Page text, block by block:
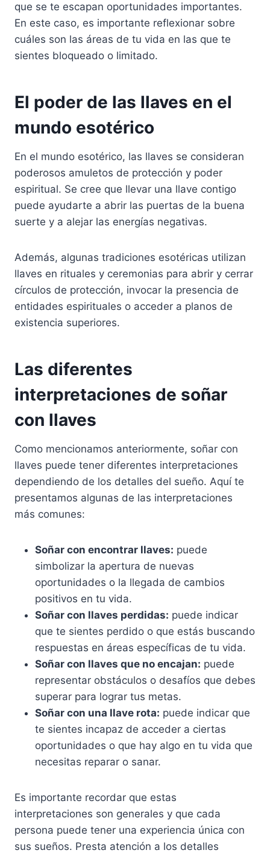
que se te escapan oportunidades importantes.
En este caso, es importante reflexionar sobre
cuáles son las áreas de tu vida en las que te
sientes bloqueado o limitado.
El poder de las llaves en el
mundo esotérico
En el mundo esotérico, las llaves se consideran
poderosos amuletos de protección y poder
espiritual. Se cree que llevar una llave contigo
puede ayudarte a abrir las puertas de la buena
suerte y a alejar las energías negativas.
Además, algunas tradiciones esotéricas utilizan
llaves en rituales y ceremonias para abrir y cerrar
círculos de protección, invocar la presencia de
entidades espirituales o acceder a planos de
existencia superiores.
Las diferentes
interpretaciones de soñar
con llaves
Como mencionamos anteriormente, soñar con
llaves puede tener diferentes interpretaciones
dependiendo de los detalles del sueño. Aquí te
presentamos algunas de las interpretaciones
más comunes:
Soñar con encontrar llaves: puede
simbolizar la apertura de nuevas
oportunidades o la llegada de cambios
positivos en tu vida.
Soñar con llaves perdidas: puede indicar
que te sientes perdido o que estás buscando
respuestas en áreas específicas de tu vida.
Soñar con llaves que no encajan: puede
representar obstáculos o desafíos que debes
superar para lograr tus metas.
Soñar con una llave rota: puede indicar que
te sientes incapaz de acceder a ciertas
oportunidades o que hay algo en tu vida que
necesitas reparar o sanar.
Es importante recordar que estas
interpretaciones son generales y que cada
persona puede tener una experiencia única con
sus sueños. Presta atención a los detalles